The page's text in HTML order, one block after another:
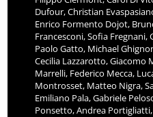
Dufour, Christian
Enrico Formento Dojot,
Francesconi, Sofia Fregnani,
Paolo Gatto, Michael
Cecilia Lazzarotto, Giacomo
Marrelli, Federico Mecca,
Montrosset, Matteo Nigra,
Emiliano Pala, Gabriele
Ponsetto, Andrea